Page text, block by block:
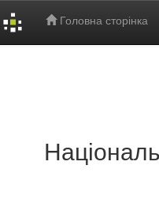
Головна сторінка